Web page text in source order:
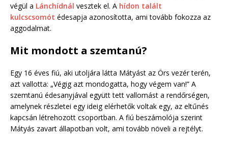
végül a Lánchídnál vesztek el. A hídon talált
kulcscsomót édesapja azonosította, ami tovább fokozza az
aggodalmat.
Mit mondott a szemtanú?
Egy 16 éves fiú, aki utoljára látta Mátyást az Örs vezér terén,
azt vallotta: „Végig azt mondogatta, hogy végem van!” A
szemtanú édesanyjával együtt tett vallomást a rendőrségen,
amelynek részletei egy ideig elérhetők voltak egy, az eltűnés
kapcsán létrehozott csoportban. A fiú beszámolója szerint
Mátyás zavart állapotban volt, ami tovább növeli a rejtélyt.